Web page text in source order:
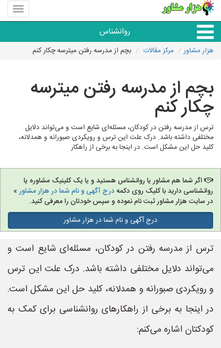
منوی
سایت
مشاور
روانشناس
گروه روانشناسی
هزار مشاور مرکز مقالات بچم از مدرسه رفتن میترسه چکار کنم
بچم از مدرسه رفتن میترسه
چکار کنم
ترس از مدرسه رفتن در کودکان، مسئله‌ای شایع است و می‌تواند دلایل
مختلفی داشته باشد. درک علت این ترس و رویکردی صبورانه و همدلانه،
کلید حل این مشکل است. در اینجا به برخی از راهکار
اگر شما هم مشاور یا روانشناس هستید و یا یک کلینیک مشاوره یا
روانشناسی دارید با کلیک روی دکمهدرج آگهی و نام شما در هزار مشاور»
در سایت هزار مشاور ثبت نام نموده و سپس خودتان را معرفی کنید.
درج آگهی و نام شما در هزار مشاور
ترس از مدرسه رفتن در کودکان، مسئله‌ای شایع است و
می‌تواند دلایل مختلفی داشته باشد. درک علت این ترس
و رویکردی صبورانه و همدلانه، کلید حل این مشکل است.
در اینجا به برخی از راهکارهای روانشناسی برای کمک به
کودکتان اشاره می‌کنم: